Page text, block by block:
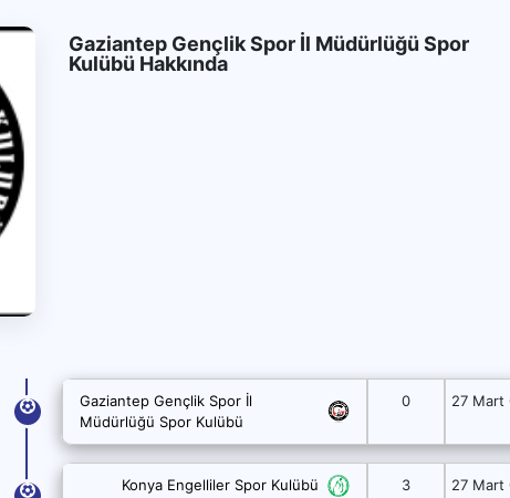
Gaziantep Gençlik Spor İl Müdürlüğü Spor
Kulübü Hakkında
Gaziantep Gençlik Spor İl
Müdürlüğü Spor Kulübü
0 27 Mart
Konya Engelliler Spor Kulübü 3 27 Mart